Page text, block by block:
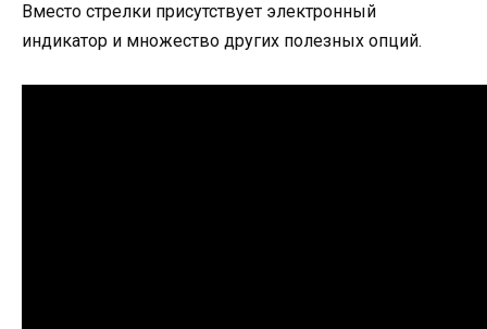
Вместо стрелки присутствует электронный
индикатор и множество других полезных опций.